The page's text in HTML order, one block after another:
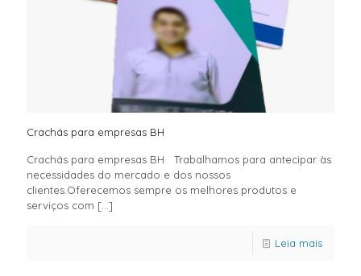
Crachás para empresas BH
Crachás para empresas BH Trabalhamos para antecipar às
necessidades do mercado e dos nossos
clientes.Oferecemos sempre os melhores produtos e
serviços com […]
Leia mais